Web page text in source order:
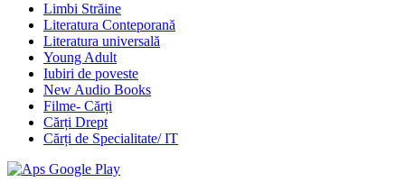
Limbi Străine
Literatura Conteporană
Literatura universală
Young Adult
Iubiri de poveste
New Audio Books
Filme- Cărți
Cărți Drept
Cărți de Specialitate/ IT